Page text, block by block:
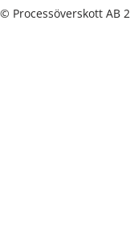
© Processöverskott AB